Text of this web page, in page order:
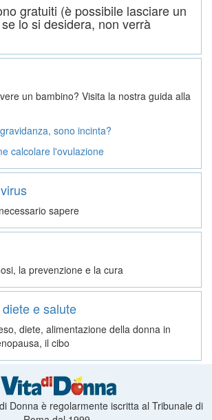
gratuiti (è possibile lasciare un
lo si desidera, non verrà
un bambino? Visita la nostra guida alla
sono incinta?
calcolare l'ovulazione
sapere
la prevenzione e la cura
e salute
diete, alimentazione della donna in
il cibo
Donna è regolarmente iscritta al Tribunale di